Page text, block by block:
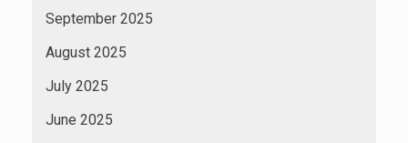
September 2025
August 2025
July 2025
June 2025